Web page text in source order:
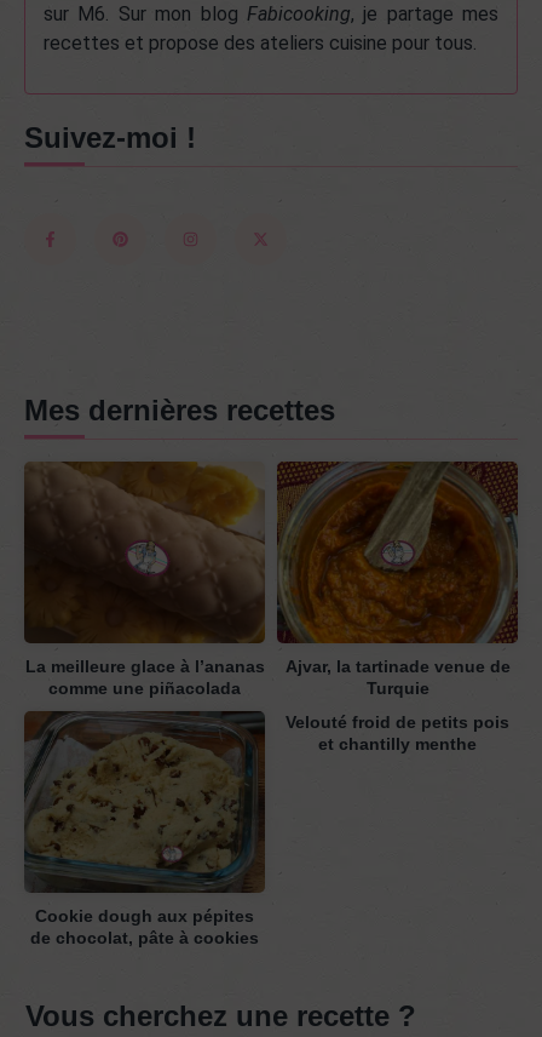
sur M6. Sur mon blog Fabicooking, je partage mes
recettes et propose des ateliers cuisine pour tous.
Suivez-moi !
Mes dernières recettes
La meilleure glace à l’ananas
comme une piñacolada
Ajvar, la tartinade venue de
Turquie
Cookie dough aux pépites
de chocolat, pâte à cookies
Velouté froid de petits pois
et chantilly menthe
Vous cherchez une recette ?